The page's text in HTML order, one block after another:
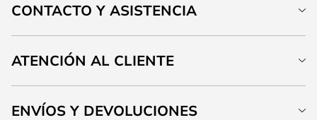
CONTACTO Y ASISTENCIA
ATENCIÓN AL CLIENTE
ENVÍOS Y DEVOLUCIONES